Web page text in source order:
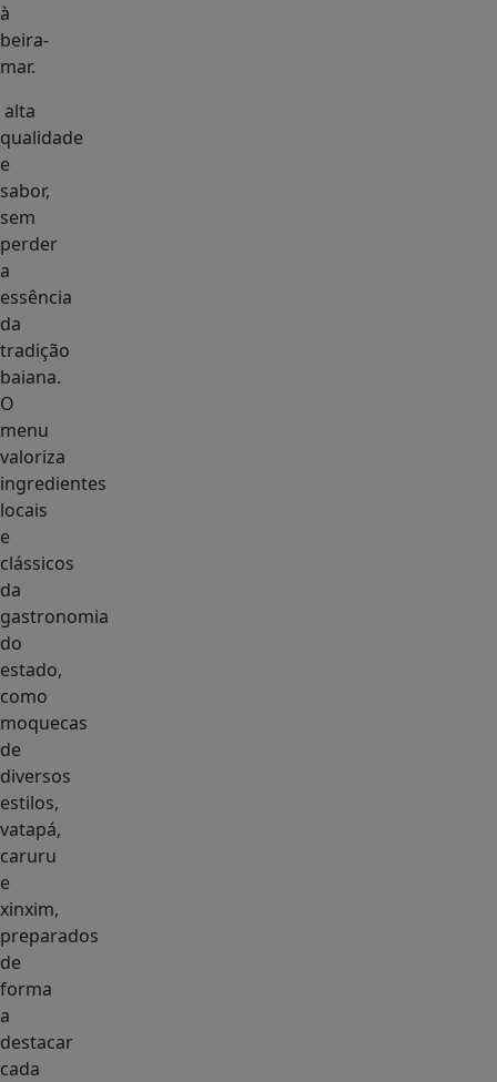
à
beira-
mar.
alta
qualidade
e
sabor,
sem
perder
a
essência
da
tradição
baiana.
O
menu
valoriza
ingredientes
locais
e
clássicos
da
gastronomia
do
estado,
como
moquecas
de
diversos
estilos,
vatapá,
caruru
e
xinxim,
preparados
de
forma
a
destacar
cada